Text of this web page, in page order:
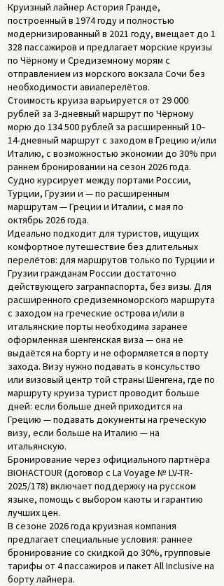
Круизный лайнер Астория Гранде,
построенный в 1974 году и полностью
модернизированный в 2021 году, вмещает до 1
328 пассажиров и предлагает морские круизы
по Чёрному и Средиземному морям с
отправлением из морского вокзала Сочи без
необходимости авиаперелётов.
Стоимость круиза варьируется от 29 000
рублей за 3-дневный маршрут по Чёрному
морю до 134 500 рублей за расширенный 10–
14-дневный маршрут с заходом в Грецию и/или
Италию, с возможностью экономии до 30% при
раннем бронировании на сезон 2026 года.
Судно курсирует между портами России,
Турции, Грузии и — по расширенным
маршрутам — Греции и Италии, с мая по
октябрь 2026 года.
Идеально подходит для туристов, ищущих
комфортное путешествие без длительных
перелётов: для маршрутов только по Турции и
Грузии гражданам России достаточно
действующего загранпаспорта, без визы. Для
расширенного средиземноморского маршрута
с заходом на греческие острова и/или в
итальянские порты необходима заранее
оформленная шенгенская виза — она не
выдаётся на борту и не оформляется в порту
захода. Визу нужно подавать в консульство
или визовый центр той страны Шенгена, где по
маршруту круиза турист проводит больше
дней: если больше дней приходится на
Грецию — подавать документы на греческую
визу, если больше на Италию — на
итальянскую.
Бронирование через официального партнёра
BIOHACTOUR (договор с La Voyage № LV-TR-
2025/178) включает поддержку на русском
языке, помощь с выбором каюты и гарантию
лучших цен.
В сезоне 2026 года круизная компания
предлагает специальные условия: раннее
бронирование со скидкой до 30%, групповые
тарифы от 4 пассажиров и пакет All Inclusive на
борту лайнера.